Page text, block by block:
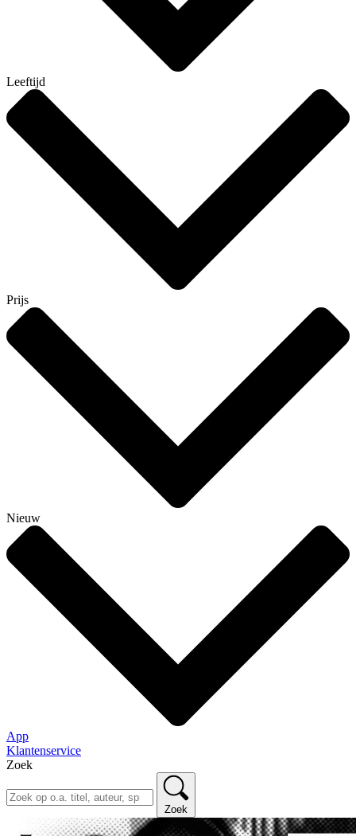
Leeftijd
Prijs
Nieuw
App
Klantenservice
Zoek
Zoek